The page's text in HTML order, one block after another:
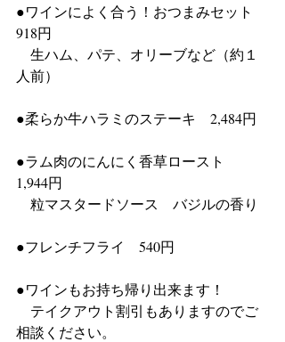
●ワインによく合う！おつまみセット
918円
生ハム、パテ、オリーブなど（約１
人前）
●柔らか牛ハラミのステーキ　2,484円
●ラム肉のにんにく香草ロースト
1,944円
粒マスタードソース　バジルの香り
●フレンチフライ　540円
●ワインもお持ち帰り出来ます！
テイクアウト割引もありますのでご
相談ください。